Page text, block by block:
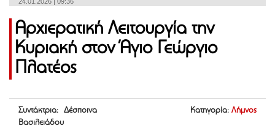
Αρχιερατική Λειτουργία την
Κυριακή στον Άγιο Γεώργιο
Πλατέος
Συντάκτρια: Δέσποινα
Βασιλειάδου
Κατηγορία: Λήμνος